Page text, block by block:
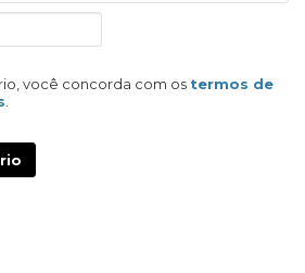
você concorda com os termos de
.